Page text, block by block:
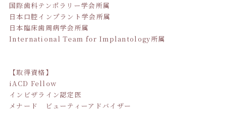
国際歯科テンポラリー学会所属
日本口腔インプラント学会所属
日本臨床歯周病学会所属
International Team for Implantology所属
【取得資格】
iACD Fellow
インビザライン認定医
メナード ビューティーアドバイザー